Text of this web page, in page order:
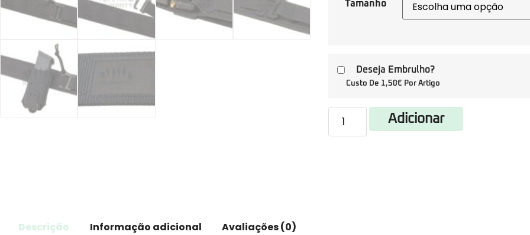
Tamanho
Deseja Embrulho?
Custo De 1,50€ Por Artigo
Adicionar
Descrição Informação adicional Avaliações (0)